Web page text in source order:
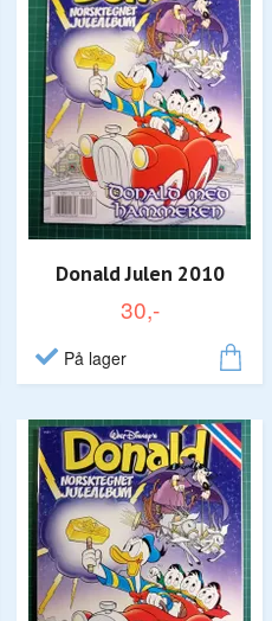
Donald Julen 2010
30,-
På lager